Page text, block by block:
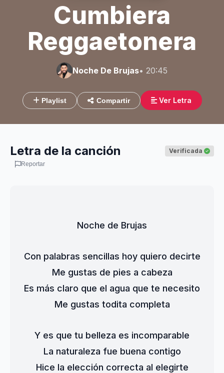
Cumbiera
Reggaetonera
Noche De Brujas• 20:45
Playlist Compartir Ver Letra
Letra de la canción Verificada
Reportar
Noche de Brujas
Con palabras sencillas hoy quiero decirte
Me gustas de pies a cabeza
Es más claro que el agua que te necesito
Me gustas todita completa
Y es que tu belleza es incomparable
La naturaleza fue buena contigo
Hice la elección correcta al elegirte